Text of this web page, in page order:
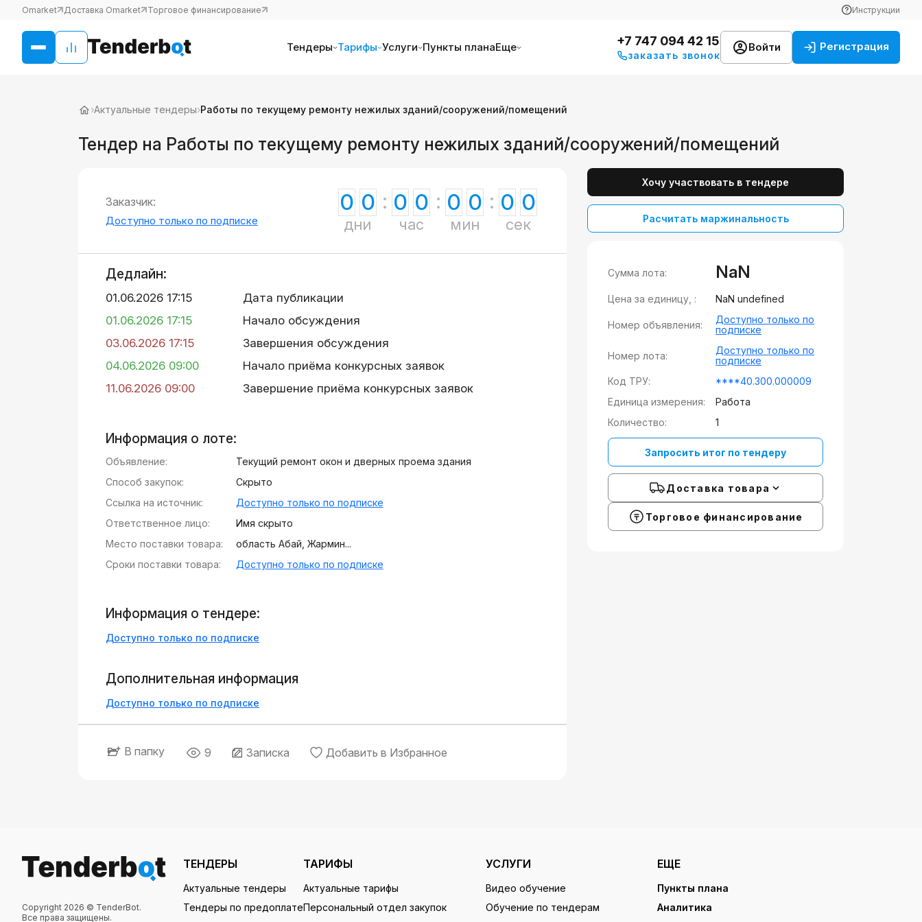
Omarket Доставка Omarket Торговое финансирование Инструкции
Тендеры Тарифы Услуги Пункты планаЕще +7 747 094 42 15
заказать звонок
Войти Регистрация
›Актуальные тендеры›Работы по текущему ремонту нежилых зданий/сооружений/помещений
Тендер на Работы по текущему ремонту нежилых зданий/сооружений/помещений
Заказчик:
Доступно только по подписке
0 0
дни
0 0
час
0 0
мин
0 0
сек
Дедлайн:
01.06.2026 17:15
Дата публикации
01.06.2026 17:15
Начало обсуждения
03.06.2026 17:15
Завершения обсуждения
04.06.2026 09:00
Начало приёма конкурсных заявок
11.06.2026 09:00
Завершение приёма конкурсных заявок
Информация о лоте:
Объявление:
Текущий ремонт окон и дверных проема здания
Способ закупок:
Скрыто
Ссылка на источник:
Доступно только по подписке
Ответственное лицо:
Имя скрыто
Место поставки товара:
область Абай, Жармин...
Сроки поставки товара:
Доступно только по подписке
Информация о тендере:
Доступно только по подписке
Дополнительная информация
Доступно только по подписке
В папку 9 Записка Добавить в Избранное
Хочу участвовать в тендере
Расчитать маржинальность
Сумма лота: NaN
Цена за единицу, : NaN undefined
Номер объявления:
Доступно только по
подписке
Номер лота:
Доступно только по
подписке
Код ТРУ:
****40.300.000009
Единица измерения:
Работа
Количество:
1
Запросить итог по тендеру
Доставка товара
Торговое финансирование
Copyright 2026 © TenderBot.
Все права защищены.
ТЕНДЕРЫ
Актуальные тендеры
Тендеры по предоплате
ТАРИФЫ
Актуальные тарифы
Персональный отдел закупок
УСЛУГИ
Видео обучение
Обучение по тендерам
ЕЩЕ
Пункты плана
Аналитика